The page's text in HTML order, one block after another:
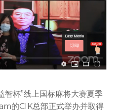
智杯”线上国标麻将大赛夏季
的CIK总部正式举办并取得